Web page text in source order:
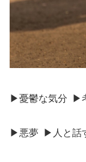
▶︎憂鬱な気分 ▶︎
▶︎悪夢 ▶︎人と話